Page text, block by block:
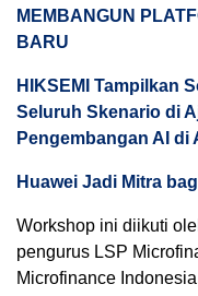
MEMBANGUN
BARU
HIKSEMI Tampilkan
Seluruh Skenario di
Pengembangan AI di
Huawei Jadi Mitra
Workshop ini diikuti
pengurus LSP
Microfinance